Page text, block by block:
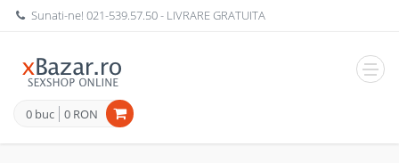
Sunati-ne!021-539.57.50- LIVRARE GRATUITA
0 buc 0 RON